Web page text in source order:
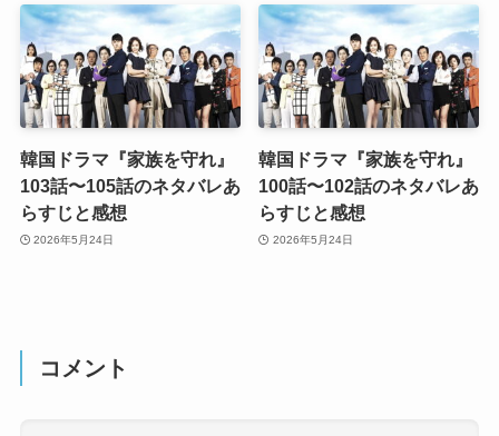
韓国ドラマ『家族を守れ』
103話〜105話のネタバレあ
らすじと感想
2026年5月24日
韓国ドラマ『家族を守れ』
100話〜102話のネタバレあ
らすじと感想
2026年5月24日
コメント